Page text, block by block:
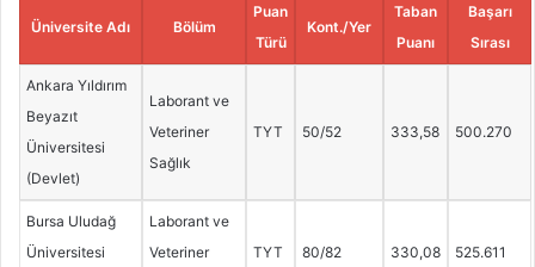
Üniversite Adı Bölüm
Puan
Türü
Kont./Yer
Taban
Puanı
Başarı
Sırası
Ankara Yıldırım
Beyazıt
Üniversitesi
(Devlet)
Laborant ve
Veteriner
Sağlık
TYT 50/52 333,58 500.270
Bursa Uludağ
Üniversitesi
Laborant ve
Veteriner
TYT 80/82 330,08 525.611